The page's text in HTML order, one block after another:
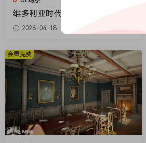
维多利亚时代室内建筑-Victorian
Interiors
2026-04-18
会员免费